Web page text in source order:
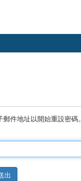
件地址以開始重設密碼。
出